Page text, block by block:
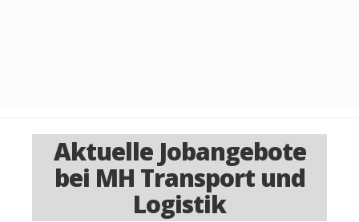
Aktuelle Jobangebote
bei MH Transport und
Logistik